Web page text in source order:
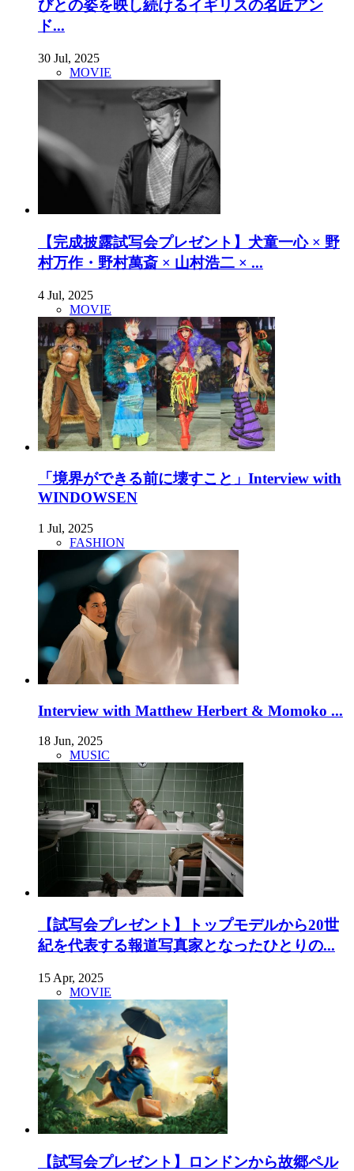
びとの姿を映し続けるイギリスの名匠アン
ド...
30 Jul, 2025
MOVIE
【完成披露試写会プレゼント】犬童一心 × 野
村万作・野村萬斎 × 山村浩二 × ...
4 Jul, 2025
MOVIE
「境界ができる前に壊すこと」Interview with
WINDOWSEN
1 Jul, 2025
FASHION
Interview with Matthew Herbert & Momoko ...
18 Jun, 2025
MUSIC
【試写会プレゼント】トップモデルから20世
紀を代表する報道写真家となったひとりの...
15 Apr, 2025
MOVIE
【試写会プレゼント】ロンドンから故郷ペル